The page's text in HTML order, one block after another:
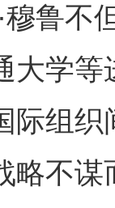
穆鲁不
大学
际组
略不谋